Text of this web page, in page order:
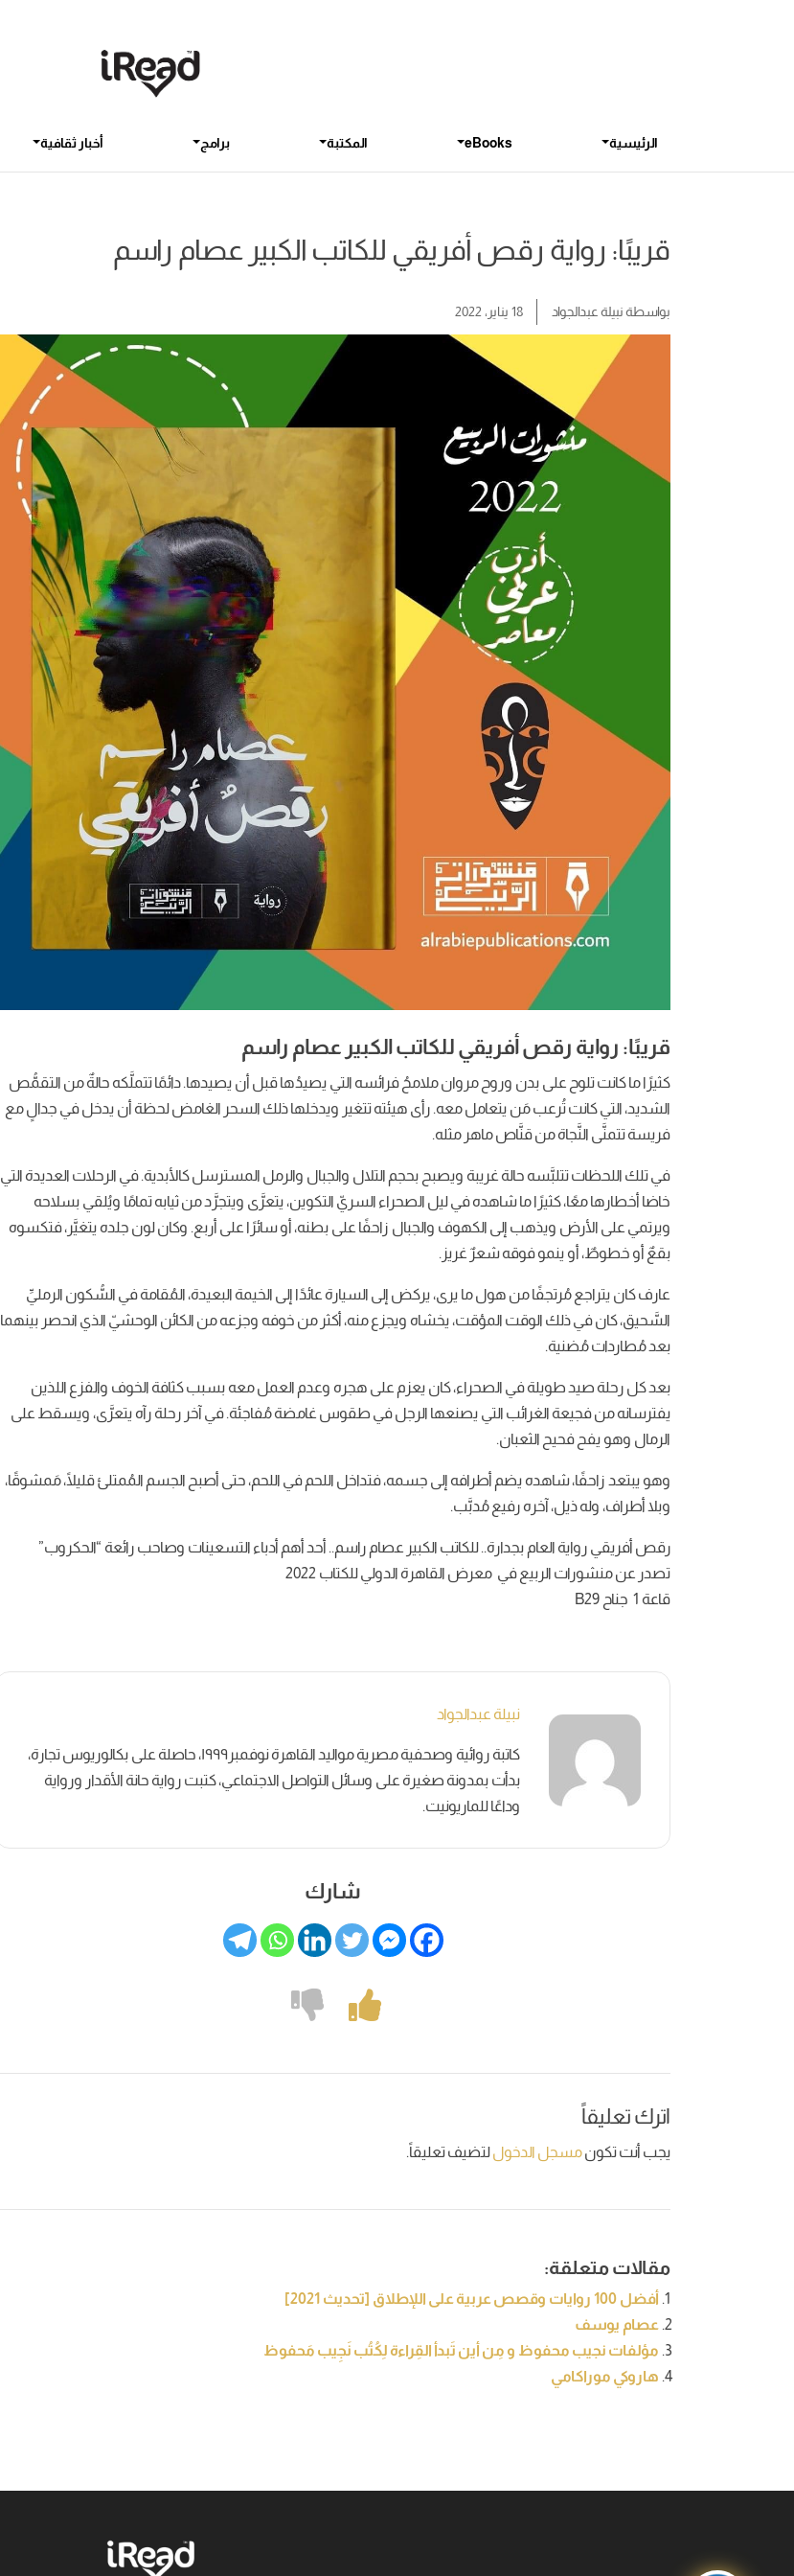
الرئيسية eBooks المكتبة برامج أخبار ثقافية
قريبًا: رواية رقص أفريقي للكاتب الكبير عصام راسم
بواسطةنبيلة عبدالجواد 18 يناير، 2022
قريبًا: رواية رقص أفريقي للكاتب الكبير عصام راسم
كثيرًا ما كانت تلوح على بدن وروح مروان ملامحُ فرائسه التي يصيدُها قبل أن يصيدها. دائمًا تتملَّكه حالةٌ من التقمُّص
الشديد، التي كانت تُرعب مَن يتعامل معه. رأى هيئته تتغير ويدخلها ذلك السحر الغامض لحظة أن يدخل في جدالٍ مع
فريسة تتمنَّى النَّجاة من قنَّاص ماهر مثله.
في تلك اللحظات تتلبَّسه حالة غريبة ويصبح بحجم التلال والجبال والرمل المسترسل كالأبدية. في الرحلات العديدة التي
خاضا أخطارها معًا، كثيرًا ما شاهده في ليل الصحراء السريّ التكوين، يتعرَّى ويتجرَّد من ثيابه تمامًا ويُلقي بسلاحه
ويرتمي على الأرض ويذهب إلى الكهوف والجبال زاحفًا على بطنه، أو سائرًا على أربع. وكان لون جلده يتغيَّر، فتكسوه
بقعٌ أو خطوطٌ، أو ينمو فوقه شعرٌ غريز.
عارف كان يتراجع مُرتجفًا من هول ما يرى، يركض إلى السيارة عائدًا إلى الخيمة البعيدة، المُقامة في السُّكون الرمليِّ
السَّحيق، كان في ذلك الوقت المؤقت، يخشاه ويجزع منه، أكثر من خوفه وجزعه من الكائن الوحشيّ الذي انحصر بينهما
بعد مُطاردات مُضنية.
بعد كل رحلة صيد طويلة في الصحراء، كان يعزم على هجره وعدم العمل معه بسبب كثافة الخوف والفزع اللذين
يفترسانه من فجيعة الغرائب التي يصنعها الرجل في طقوس غامضة مُفاجئة. في آخر رحلة رآه يتعرَّى، ويسقط على
الرمال وهو يفح فحيح الثعبان.
وهو يبتعد زاحفًا، شاهده يضم أطرافه إلى جسمه، فتداخل اللحم في اللحم، حتى أصبح الجسم المُمتلئ قليلًا، مَمشوقًا،
وبلا أطراف، وله ذيل، آخره رفيع مُدبَّب.
رقص أفريقي رواية العام بجدارة.. للكاتب الكبير عصام راسم.. أحد أهم أدباء التسعينات وصاحب رائعة “الحكروب”
تصدر عن منشورات الربيع في معرض القاهرة الدولي للكتاب 2022
قاعة 1 جناح B29
نبيلة عبدالجواد
كاتبة روائية وصحفية مصرية مواليد القاهرة نوفمبر١٩٩٩، حاصلة على بكالوريوس تجارة،
بدأت بمدونة صغيرة على وسائل التواصل الاجتماعي، كتبت رواية حانة الأقدار ورواية
وداعًا للماريونيت.
شارك
اترك تعليقاً
يجب أنت تكونمسجل الدخوللتضيف تعليقاً.
مقالات متعلقة:
أفضل 100 روايات وقصص عربية على اللإطلاق [تحديث 2021]
عصام يوسف
مؤلفات نجيب محفوظ و مِن أين تَبدأ القِراءة لِكُتُب نَجِيب مَحفوظ
هاروكي موراكامي